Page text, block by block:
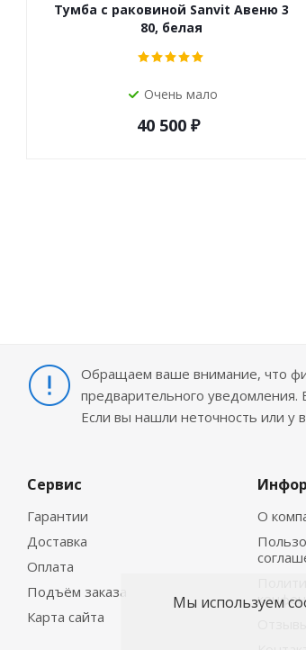
Тумба с раковиной Sanvit Авеню 3
80, белая
Очень мало
40 500 ₽
Обращаем ваше внимание, что
предварительного уведомления.
Если вы нашли неточность или у
Сервис
Гарантии
Доставка
Оплата
Подъём заказа
Карта сайта
О
Мы используем